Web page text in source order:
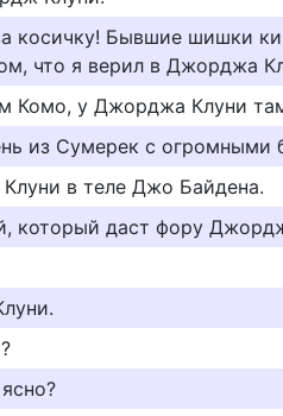
косичку! Бывшие шишки
что я верил в Джорджа
Комо, у Джорджа Клуни
из Сумерек с огромными
в теле Джо Байдена.
который даст фору